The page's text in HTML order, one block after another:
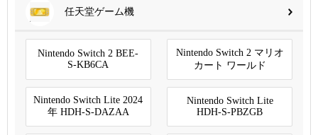
任天堂ゲーム機
Nintendo Switch 2 BEE-
S-KB6CA
Nintendo Switch 2 マリオ
カート ワールド
Nintendo Switch Lite 2024
年 HDH-S-DAZAA
Nintendo Switch Lite
HDH-S-PBZGB